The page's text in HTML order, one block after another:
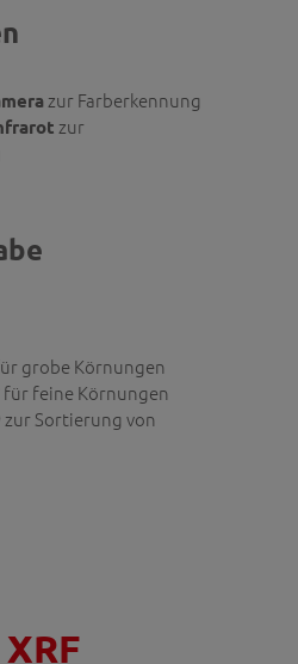
zur Farberkennung
zur
grobe Körnungen
für feine Körnungen
zur Sortierung von